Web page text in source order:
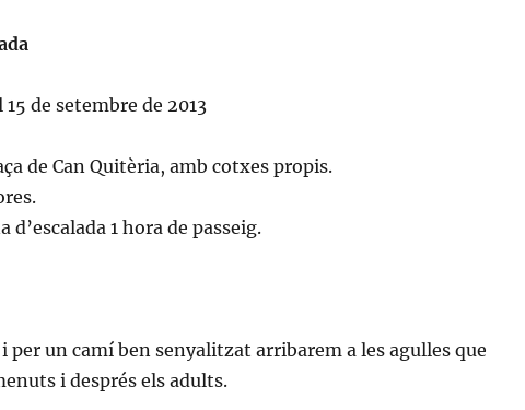
de setembre de 2013
de Can Quitèria, amb cotxes propis.
d’escalada 1 hora de passeig.
per un camí ben senyalitzat arribarem a les agulles que
i després els adults.